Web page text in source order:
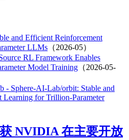
and Efficient Reinforcement
LLMs （2026-05）
RL Framework Enables
Model Training （2026-05-
- Sphere-AI-Lab/orbit: Stable and
Learning for Trillion-Parameter
NVIDIA 在主要开放